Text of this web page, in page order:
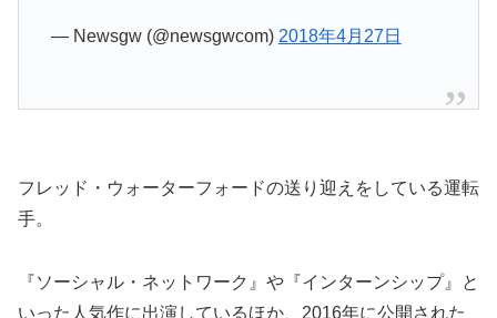
— Newsgw (@newsgwcom) 2018年4月27日
フレッド・ウォーターフォードの送り迎えをしている運転
手。
『ソーシャル・ネットワーク』や『インターンシップ』と
いった人気作に出演しているほか、2016年に公開された